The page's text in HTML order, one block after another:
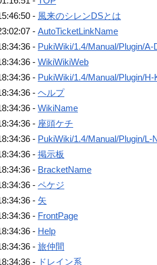
- 風来のシレンDSとは
-AutoTicketLinkName
- PukiWiki/1.4/Manual/Plugin/A-
-WikiWikiWeb
- PukiWiki/1.4/Manual/Plugin/H-
-ヘルプ
-WikiName
- 座頭ケチ
- PukiWiki/1.4/Manual/Plugin/L-
-掲示板
- BracketName
-ペケジ
- 矢
- FrontPage
- Help
-旅仲間
- ドレイン系